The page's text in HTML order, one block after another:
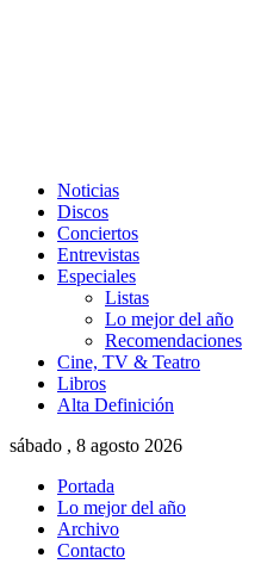
Noticias
Discos
Conciertos
Entrevistas
Especiales
Listas
Lo mejor del año
Recomendaciones
Cine, TV & Teatro
Libros
Alta Definición
sábado , 8 agosto 2026
Portada
Lo mejor del año
Archivo
Contacto